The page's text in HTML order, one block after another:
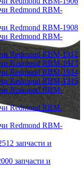
Redmond RBM-
Redmond RBM-1908
Redmond RBM-
Redmond RBM-1912
Redmond RBM-1913
Redmond RBM-1914
Redmond RBM-1915
Redmond RBM-
Redmond RBM-
Redmond RBM-
запчасти и
запчасти и